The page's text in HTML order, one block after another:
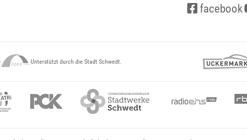
facebook
Unterstützt durch die Stadt Schwedt.